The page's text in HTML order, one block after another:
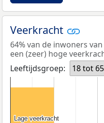
Veerkracht
64% van de inwoners
een (zeer) hoge
Leeftijdsgroep:
18 tot
Lage veerkracht
Lage veerkracht